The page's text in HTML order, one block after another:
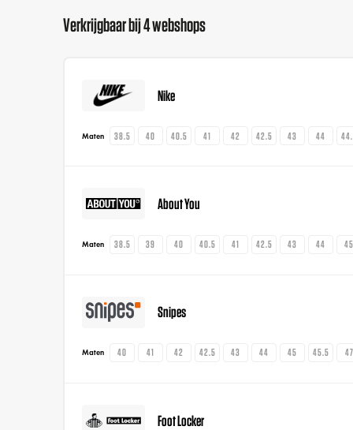
Verkrijgbaar bij 4 webshops
Nike
Maten 38.5 40 40.5 41 42 42.5 43 44
About You
Maten 38.5 39 40 40.5 41 42.5 43 44 45
Snipes
Maten 40 41 42 42.5 43 44 45 45.5 47
Foot Locker